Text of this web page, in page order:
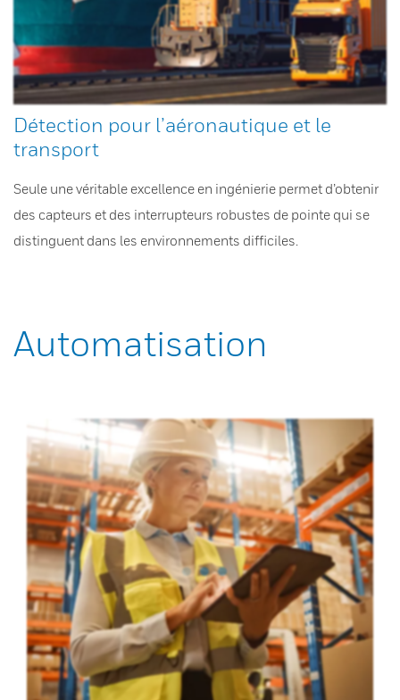
Détection pour l’aéronautique et le
transport
Seule une véritable excellence en ingénierie permet d’obtenir
des capteurs et des interrupteurs robustes de pointe qui se
distinguent dans les environnements difficiles.
Automatisation